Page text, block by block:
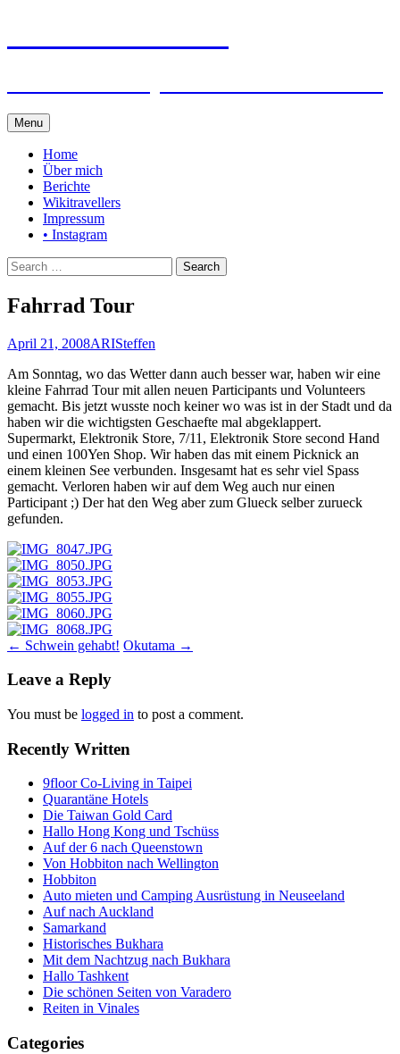
Menu Skip
to
content
Home
Über mich
Berichte
Wikitravellers
Impressum
• Instagram
Search
for:
Fahrrad Tour
April 21, 2008ARISteffen
Am Sonntag, wo das Wetter dann auch besser war, haben wir eine
kleine Fahrrad Tour mit allen neuen Participants und Volunteers
gemacht. Bis jetzt wusste noch keiner wo was ist in der Stadt und da
haben wir die wichtigsten Geschaefte mal abgeklappert.
Supermarkt, Elektronik Store, 7/11, Elektronik Store second Hand
und einen 100Yen Shop. Wir haben das mit einem Picknick an
einem kleinen See verbunden. Insgesamt hat es sehr viel Spass
gemacht. Verloren haben wir auf dem Weg auch nur einen
Participant ;) Der hat den Weg aber zum Glueck selber zurueck
gefunden.
Post
navigation
← Schwein gehabt! Okutama →
Leave a Reply
You must be logged in to post a comment.
Recently Written
9floor Co-Living in Taipei
Quarantäne Hotels
Die Taiwan Gold Card
Hallo Hong Kong und Tschüss
Auf der 6 nach Queenstown
Von Hobbiton nach Wellington
Hobbiton
Auto mieten und Camping Ausrüstung in Neuseeland
Auf nach Auckland
Samarkand
Historisches Bukhara
Mit dem Nachtzug nach Bukhara
Hallo Tashkent
Die schönen Seiten von Varadero
Reiten in Vinales
Categories